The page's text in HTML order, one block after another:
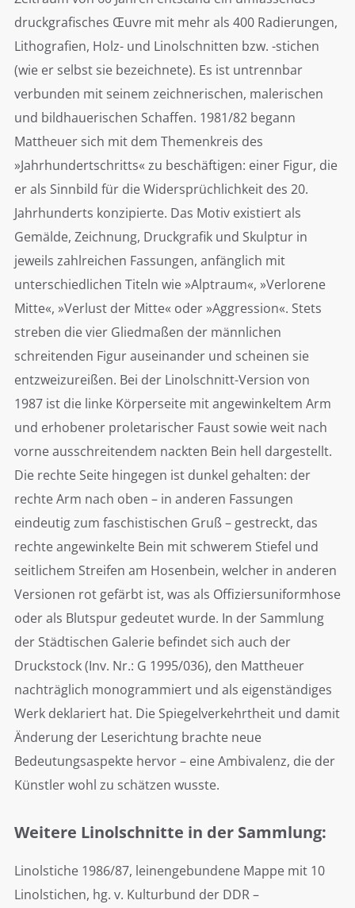
druckgrafisches Œuvre mit mehr als 400 Radierungen,
Lithografien, Holz- und Linolschnitten bzw. -stichen
(wie er selbst sie bezeichnete). Es ist untrennbar
verbunden mit seinem zeichnerischen, malerischen
und bildhauerischen Schaffen. 1981/82 begann
Mattheuer sich mit dem Themenkreis des
»Jahrhundertschritts« zu beschäftigen: einer Figur, die
er als Sinnbild für die Widersprüchlichkeit des 20.
Jahrhunderts konzipierte. Das Motiv existiert als
Gemälde, Zeichnung, Druckgrafik und Skulptur in
jeweils zahlreichen Fassungen, anfänglich mit
unterschiedlichen Titeln wie »Alptraum«, »Verlorene
Mitte«, »Verlust der Mitte« oder »Aggression«. Stets
streben die vier Gliedmaßen der männlichen
schreitenden Figur auseinander und scheinen sie
entzweizureißen. Bei der Linolschnitt-Version von
1987 ist die linke Körperseite mit angewinkeltem Arm
und erhobener proletarischer Faust sowie weit nach
vorne ausschreitendem nackten Bein hell dargestellt.
Die rechte Seite hingegen ist dunkel gehalten: der
rechte Arm nach oben – in anderen Fassungen
eindeutig zum faschistischen Gruß – gestreckt, das
rechte angewinkelte Bein mit schwerem Stiefel und
seitlichem Streifen am Hosenbein, welcher in anderen
Versionen rot gefärbt ist, was als Offiziersuniformhose
oder als Blutspur gedeutet wurde. In der Sammlung
der Städtischen Galerie befindet sich auch der
Druckstock (Inv. Nr.: G 1995/036), den Mattheuer
nachträglich monogrammiert und als eigenständiges
Werk deklariert hat. Die Spiegelverkehrtheit und damit
Änderung der Leserichtung brachte neue
Bedeutungsaspekte hervor – eine Ambivalenz, die der
Künstler wohl zu schätzen wusste.
Weitere Linolschnitte in der Sammlung:
Linolstiche 1986/87, leinengebundene Mappe mit 10
Linolstichen, hg. v. Kulturbund der DDR –